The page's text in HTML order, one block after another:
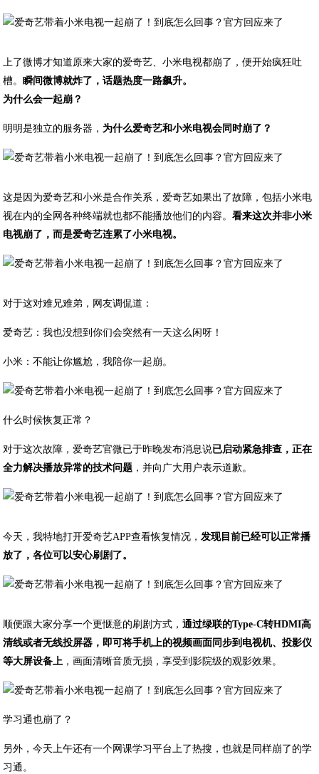
​上了微博才知道原来大家的爱奇艺、小米电视都崩了，便开始疯狂吐
槽。
瞬间微博就炸了，话题热度一路飙升。
为什么会一起崩？
明明是独立的服务器， 为什么爱奇艺和小米电视会同时崩了？
​这是因为爱奇艺和小米是合作关系，爱奇艺如果出了故障，包括小米电
视在内的全网各种终端就也都不能播放他们的内容。看来这次并非小米
电视崩了，而是爱奇艺连累了小米电视。
​对于这对难兄难弟，网友调侃道：
爱奇艺：我也没想到你们会突然有一天这么闲呀！
小米：不能让你尴尬，我陪你一起崩。
​什么时候恢复正常？
对于这次故障，爱奇艺官微已于昨晚发布消息说已启动紧急排查，正在
全力解决播放异常的技术问题 ，并向广大用户表示道歉。
​今天，我特地打开爱奇艺APP查看恢复情况，发现目前已经可以正常播
放了，各位可以安心刷剧了。
​顺便跟大家分享一个更惬意的刷剧方式，通过绿联的Type-C转HDMI高
清线或者无线投屏器，即可将手机上的视频画面同步到电视机、投影仪
等大屏设备上 ，画面清晰音质无损，享受到影院级的观影效果。
学习通也崩了？
另外，今天上午还有一个网课学习平台上了热搜，也就是同样崩了的学
习通。